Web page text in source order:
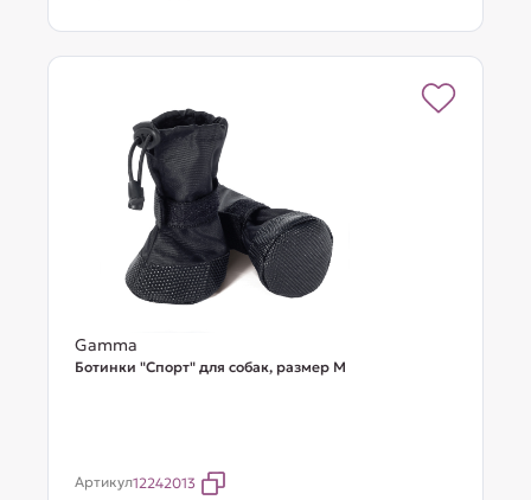
Gamma
Ботинки "Спорт" для собак, размер M
Артикул12242013